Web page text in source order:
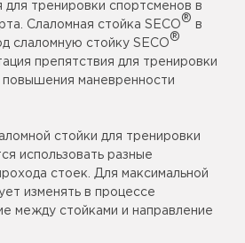
для тренировки спортсменов в
Слаломная стойка SECO
®
в
слаломную стойку SECO
®
препятствия для тренировки
повышения маневренности
стойки для тренировки
использовать разные
стоек. Для максимальной
изменять в процессе
между стойками и направление